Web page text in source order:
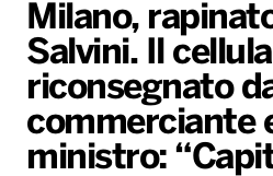
Hit
PALATOUR
Locali
Musica e
Sport
Radio Norba
Playlist
Novità
Notiziario
Interviste
Oroscopo
Gallery
Radio Norba News
Voce al Bari
Battiti Live 2026
Milano,
Salvini. Il
riconsegnato
commerciante
ministro: